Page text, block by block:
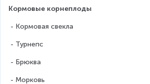
Кормовые корнеплоды
- Кормовая свекла
- Турнепс
- Брюква
- Морковь